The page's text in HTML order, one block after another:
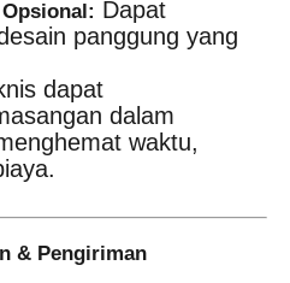
Dapat
panggung yang
dapat
dalam
waktu,
& Pengiriman